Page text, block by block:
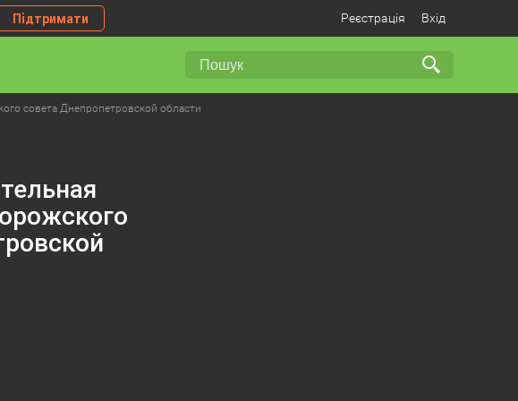
Підтримати Реєстрація Вхід
совета Днепропетровской области